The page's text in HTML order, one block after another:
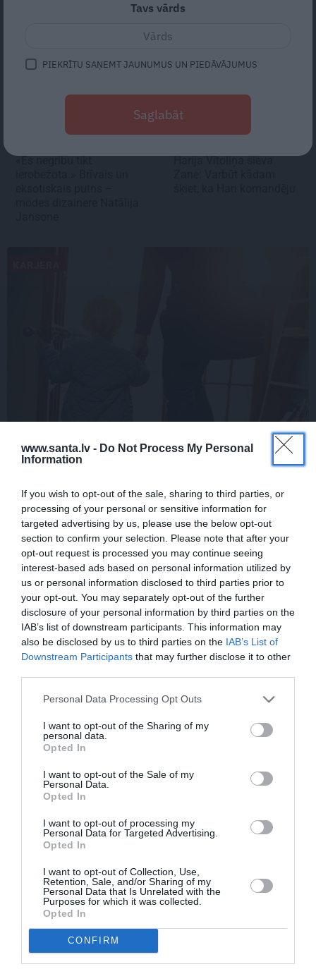
www.santa.lv - Do Not Process My Personal
Information
If you wish to opt-out of the sale, sharing to third parties, or
processing of your personal or sensitive information for
targeted advertising by us, please use the below opt-out
section to confirm your selection. Please note that after your
opt-out request is processed you may continue seeing
interest-based ads based on personal information utilized by
us or personal information disclosed to third parties prior to
your opt-out. You may separately opt-out of the further
disclosure of your personal information by third parties on the
IAB’s list of downstream participants. This information may
also be disclosed by us to third parties on the IAB’s List of
Downstream Participants that may further disclose it to other
Personal Data Processing Opt Outs
I want to opt-out of the Sharing of my
personal data.
Opted In
I want to opt-out of the Sale of my
Personal Data.
Opted In
I want to opt-out of processing my
Personal Data for Targeted Advertising.
Opted In
I want to opt-out of Collection, Use,
Retention, Sale, and/or Sharing of my
Personal Data that Is Unrelated with the
Purposes for which it was collected.
Opted In
CONFIRM
«Es negribu tikt
Harija Vītoliņa sieva
Kāpēc darba vidē jābeidz sacensties, kuram klājas grūtāk
– vecākiem vai kolēģiem bez bērniem
INTERVIJA
Pasākumu rīkotāja Gundega
Skudriņa:Daudz rūdījuma devis mans
Latvijā veiksmīgākā spēļu
straumētāja Dana Dima:
Esmu
INTERVIJA
Dita Lūriņa-Egliena:
grūtāk. Nesalīdzināmi grūtāk
Aktrise Baiba Broka:
viss. Tas nebija manis izkalts plāns
Tavs vārds
PIEKRĪTU SAŅEMT JAUNUMUS UN PIEDĀVĀJUMUS
Saglabāt